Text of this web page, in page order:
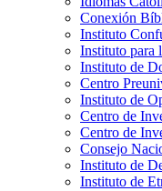
Conexión
Instituto
Instituto para
Instituto de
Centro
Instituto de
Centro de
Centro de
Consejo
Instituto de
Instituto de